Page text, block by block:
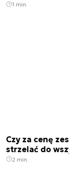
1 min.
Czy za cenę
strzelać do
2 min.